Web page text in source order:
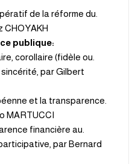
de la réforme du
:Transparence et finance publique**
corollaire (fidèle ou
par Gilbert
et la transparence
MARTUCCI*
financière au
par Bernard